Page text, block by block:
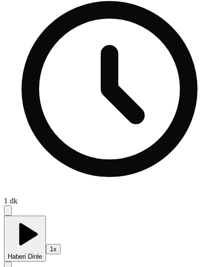
anlaşmayla birlikte yatırım, ticaret ve ekonomik ilişkilerde yeni
fırsatlar elde edebileceğine dikkat çekildi.
1 dk
Haberi Dinle
1x